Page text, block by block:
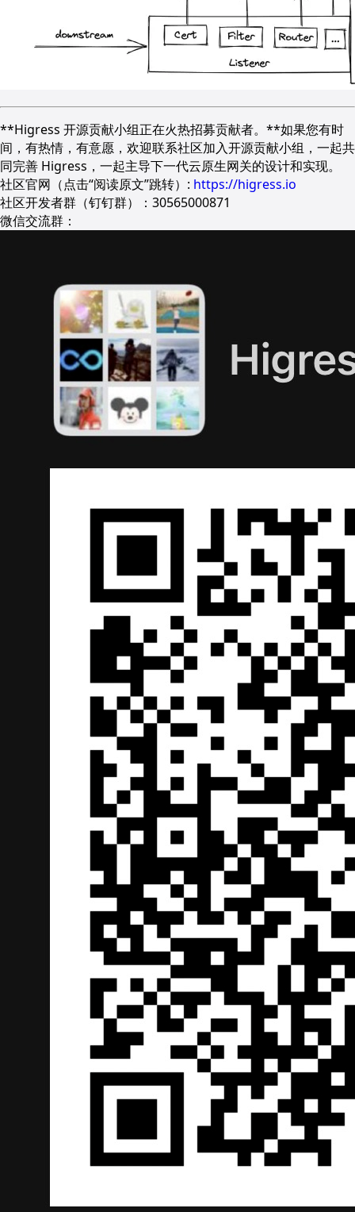
**Higress 开源贡献小组正在火热招募贡献者。**如果您有时
间，有热情，有意愿，欢迎联系社区加入开源贡献小组，一起共
同完善 Higress，一起主导下一代云原生网关的设计和实现。
社区官网（点击“阅读原文”跳转）: https://higress.io
社区开发者群（钉钉群）：30565000871
微信交流群：